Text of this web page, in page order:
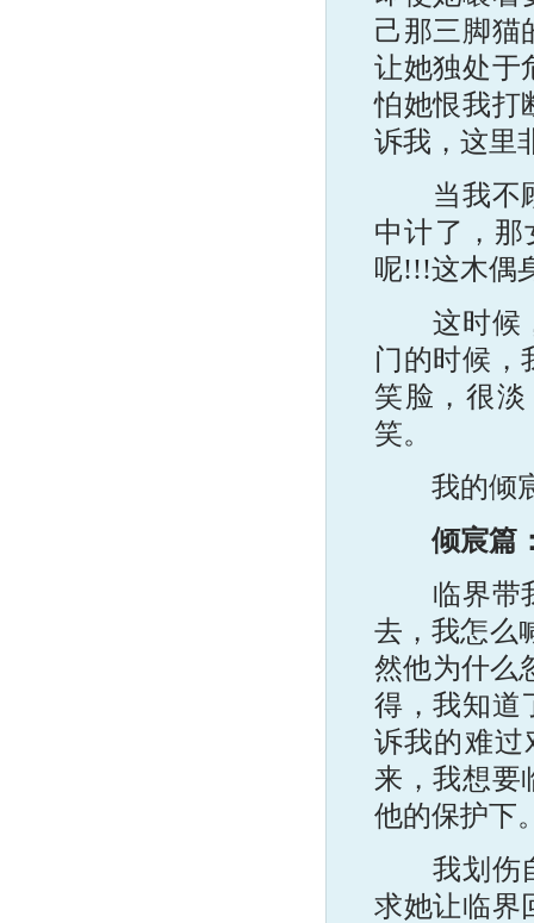
己那三脚猫
让她独处于
怕她恨我打
诉我，这里
当我不顾
中计了，
呢!!!这木偶
这时候，
门的时候，
笑脸，很
笑。
我的倾
倾宸篇
临界带我
去，我怎么
然他为什么
得，我知道
诉我的难过
来，我想要
他的保护下
我划伤自
求她让临界